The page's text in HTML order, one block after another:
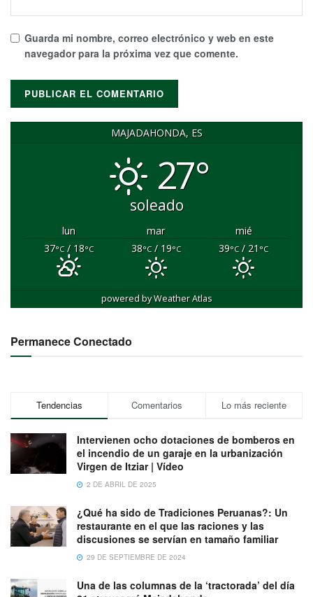
Guarda mi nombre, correo electrónico y web en este
navegador para la próxima vez que comente.
MAJADAHONDA, ES
27°
soleado
lun mar
mié
37°C/ 18°C 38°C/ 19°C 39°C/ 21 °C
powered byWeather Atlas
Permanece Conectado
Tendencias Comentarios Lo más reciente
Intervienen ocho dotaciones de bomberos en
el incendio de un garaje en la urbanización
Virgen de Itziar | Vídeo
2 DE ABRIL DE 2025
¿Qué ha sido de Tradiciones Peruanas?: Un
restaurante en el que las raciones y las
discusiones se servían en tamaño familiar
29 DE SEPTIEMBRE DE 2024
Una de las columnas de la ‘tractorada’ del día